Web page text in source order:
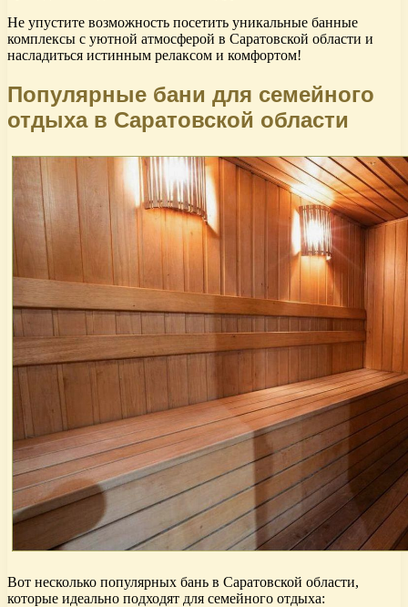
Не упустите возможность посетить уникальные банные
комплексы с уютной атмосферой в Саратовской области и
насладиться истинным релаксом и комфортом!
Популярные бани для семейного
отдыха в Саратовской области
Вот несколько популярных бань в Саратовской области,
которые идеально подходят для семейного отдыха: